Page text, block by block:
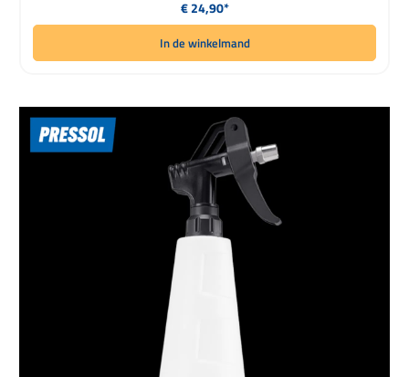
€ 24,90*
In de winkelmand